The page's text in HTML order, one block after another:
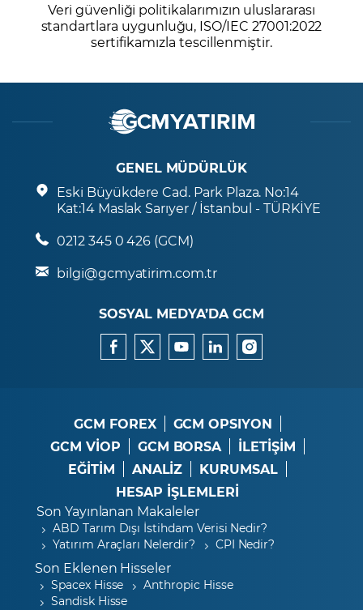
Veri güvenliği politikalarımızın uluslararası
standartlara uygunluğu, ISO/IEC 27001:2022
sertifikamızla tescillenmiştir.
GENEL MÜDÜRLÜK
Eski Büyükdere Cad. Park Plaza. No:14
Kat:14 Maslak Sarıyer / İstanbul - TÜRKİYE
0212 345 0 426 (GCM)
bilgi@gcmyatirim.com.tr
SOSYAL MEDYA’DA GCM
GCM FOREX
GCM OPSIYON
GCM VİOP
GCM BORSA
İLETİŞİM
EĞİTİM
ANALİZ
KURUMSAL
HESAP İŞLEMLERİ
Son Yayınlanan Makaleler
ABD Tarım Dışı İstihdam Verisi Nedir?
Yatırım Araçları Nelerdir?
CPI Nedir?
Son Eklenen Hisseler
Spacex Hisse
Anthropic Hisse
Sandisk Hisse